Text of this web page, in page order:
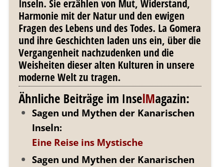
Inseln. Sie erzählen von Mut, Widerstand,
Harmonie mit der Natur und den ewigen
Fragen des Lebens und des Todes. La Gomera
und ihre Geschichten laden uns ein, über die
Vergangenheit nachzudenken und die
Weisheiten dieser alten Kulturen in unsere
moderne Welt zu tragen.
Ähnliche Beiträge im InselMagazin:
Sagen und Mythen der Kanarischen
Inseln:
Eine Reise ins Mystische
Sagen und Mythen der Kanarischen